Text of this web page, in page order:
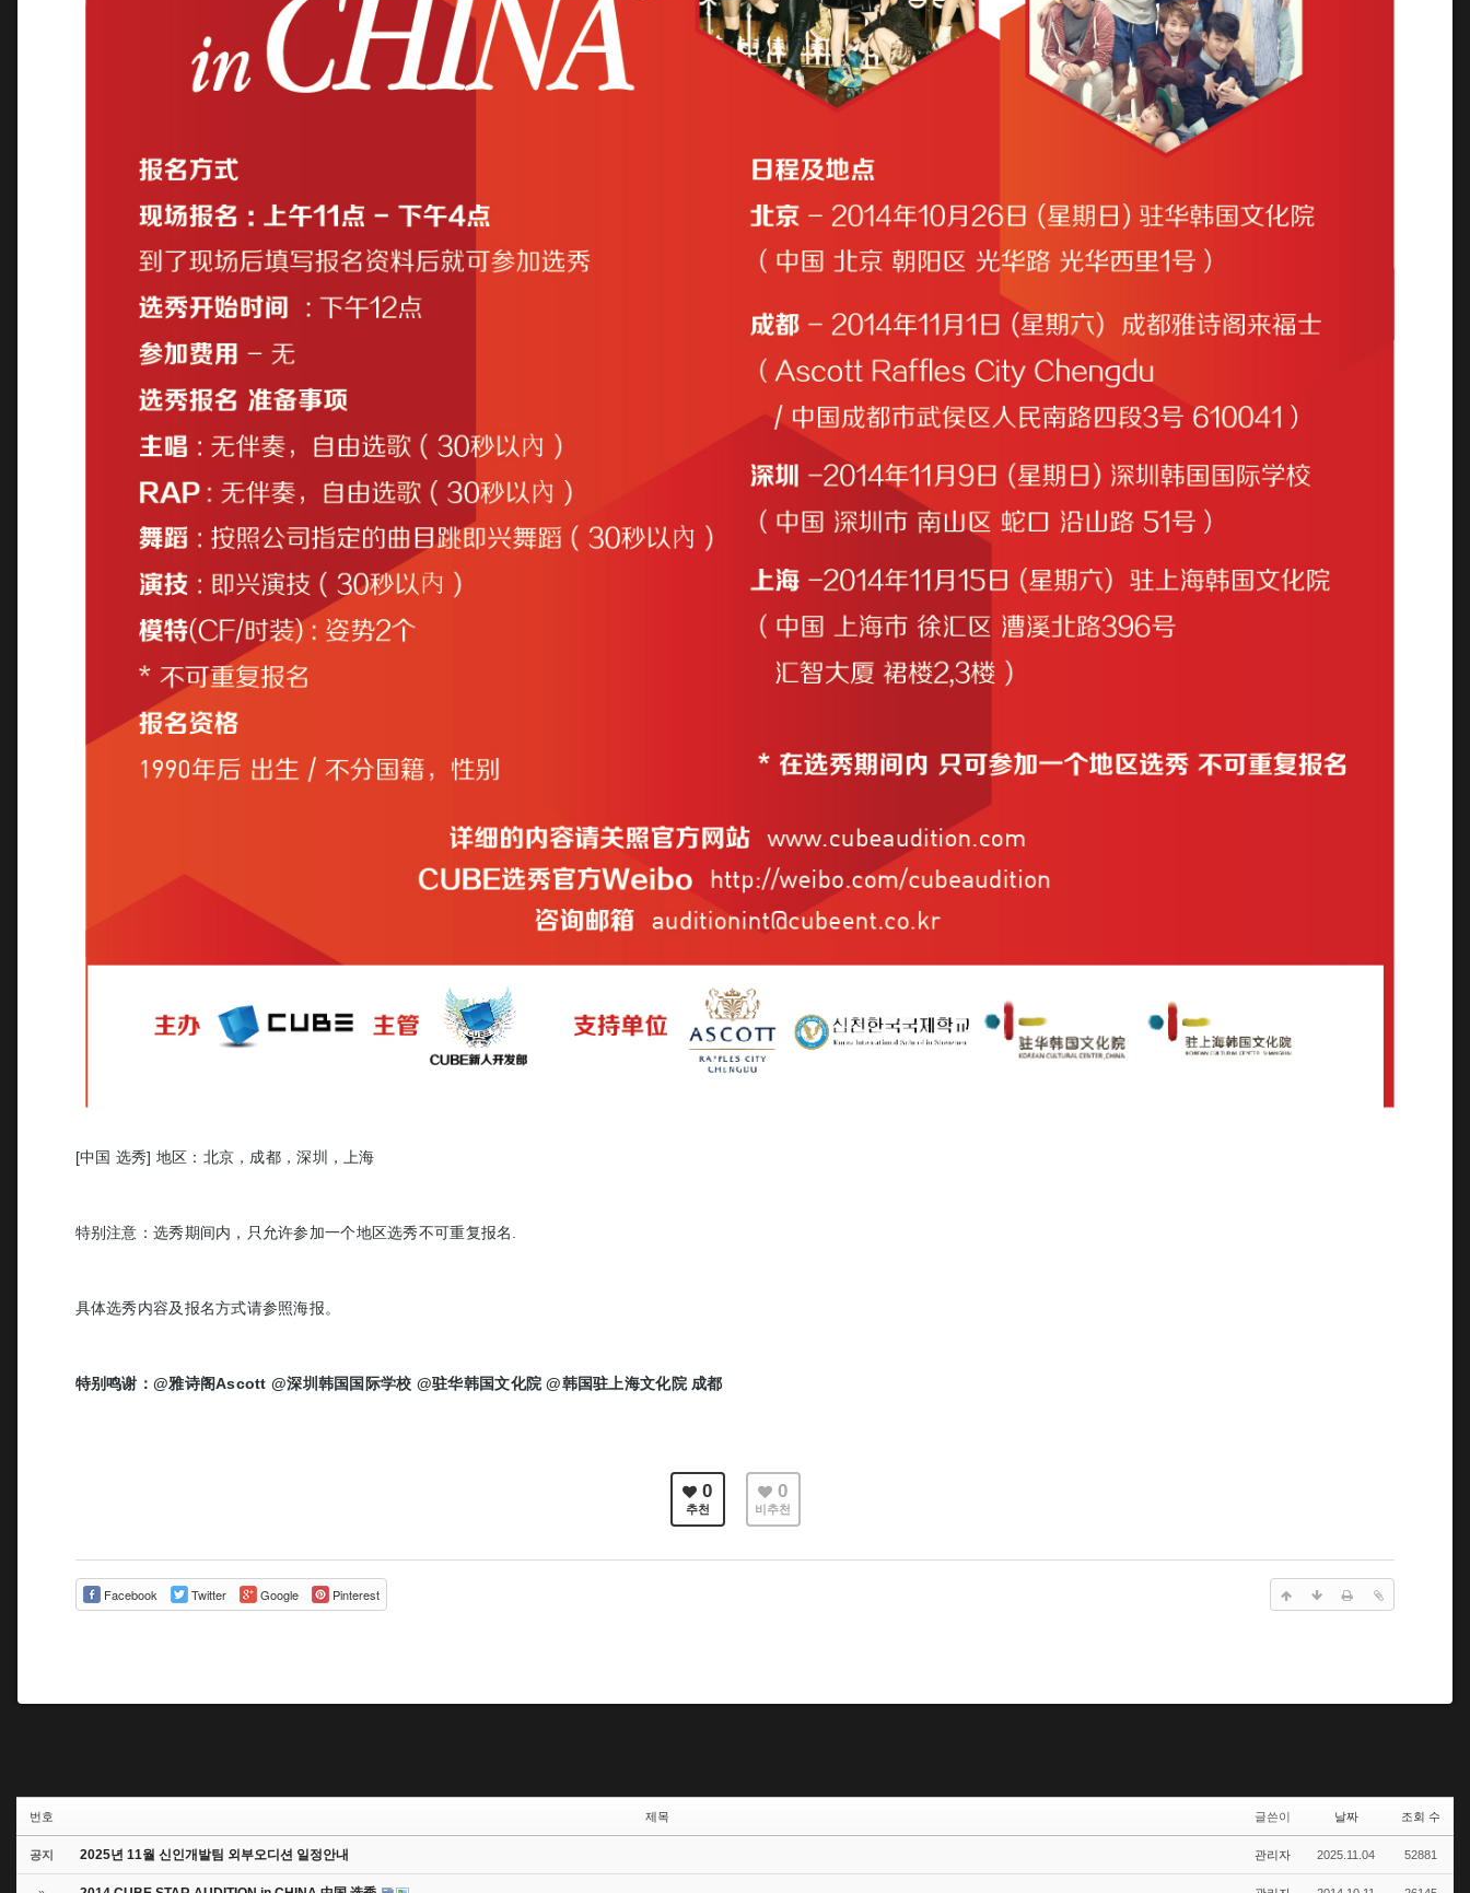
[中国 选秀] 地区：北京，成都，深圳，上海
特别注意：选秀期间内，只允许参加一个地区选秀不可重复报名.
具体选秀内容及报名方式请参照海报。
特别鸣谢： @雅诗阁Ascott @深圳韩国国际学校 @驻华韩国文化院 @韩国驻上海文化院 成都
0
추천
0
비추천
Facebook Twitter Google Pinterest
번호 제목 글쓴이 날짜 조회 수
공지 2025년 11월 신인개발팀 외부오디션 일정안내 관리자 2025.11.04 52881